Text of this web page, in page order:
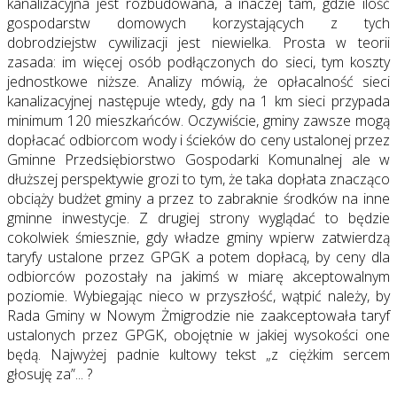
gospodarstw domowych korzystających z tych
dobrodziejstw cywilizacji jest niewielka. Prosta w teorii
zasada: im więcej osób podłączonych do sieci, tym koszty
jednostkowe niższe. Analizy mówią, że opłacalność sieci
kanalizacyjnej następuje wtedy, gdy na 1 km sieci przypada
minimum 120 mieszkańców. Oczywiście, gminy zawsze mogą
dopłacać odbiorcom wody i ścieków do ceny ustalonej przez
Gminne Przedsiębiorstwo Gospodarki Komunalnej ale w
dłuższej perspektywie grozi to tym, że taka dopłata znacząco
obciąży budżet gminy a przez to zabraknie środków na inne
gminne inwestycje. Z drugiej strony wyglądać to będzie
cokolwiek śmiesznie, gdy władze gminy wpierw zatwierdzą
taryfy ustalone przez GPGK a potem dopłacą, by ceny dla
odbiorców pozostały na jakimś w miarę akceptowalnym
poziomie. Wybiegając nieco w przyszłość, wątpić należy, by
Rada Gminy w Nowym Żmigrodzie nie zaakceptowała taryf
ustalonych przez GPGK, obojętnie w jakiej wysokości one
będą. Najwyżej padnie kultowy tekst „z ciężkim sercem
głosuję za”... ?